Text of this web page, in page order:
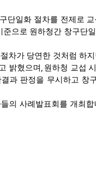
단일화 절차를 전제로
준으로 원하청간 창구단
차가 당연한 것처럼 하
밝혔으며 , 원하청 교섭
과 판정을 무시하고 창
의 사례발표회를 개최합